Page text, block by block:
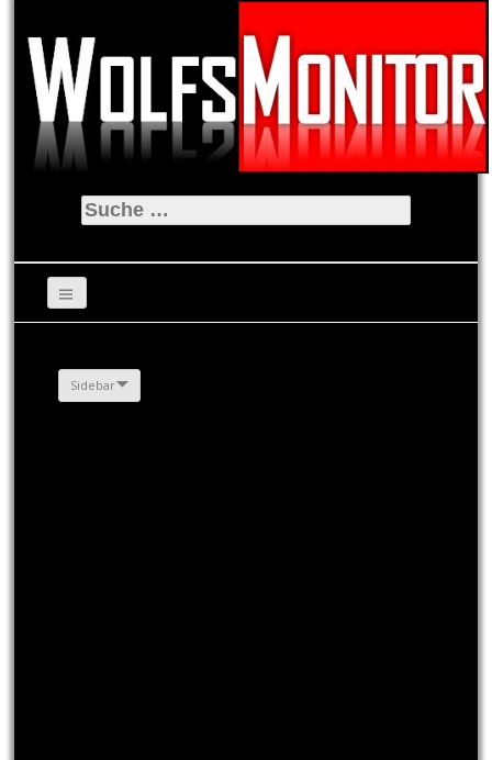
Suche
nach:
Sidebar